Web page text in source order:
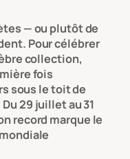
— ou plutôt de
Pour célébrer
collection,
fois
sous le toit de
29 juillet au 31
record marque le